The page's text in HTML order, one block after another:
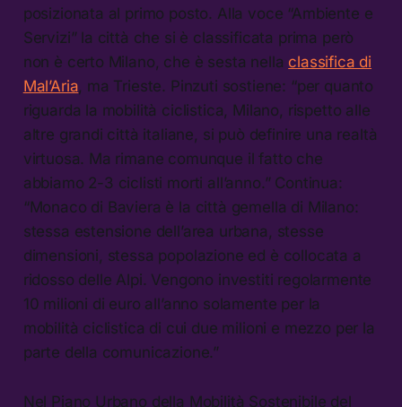
posizionata al primo posto. Alla voce “Ambiente e
Servizi” la città che si è classificata prima però
non è certo Milano, che è sesta nella classifica di
Mal’Aria, ma Trieste. Pinzuti sostiene: “per quanto
riguarda la mobilità ciclistica, Milano, rispetto alle
altre grandi città italiane, si può definire una realtà
virtuosa. Ma rimane comunque il fatto che
abbiamo 2-3 ciclisti morti all’anno.” Continua:
“Monaco di Baviera è la città gemella di Milano:
stessa estensione dell’area urbana, stesse
dimensioni, stessa popolazione ed è collocata a
ridosso delle Alpi. Vengono investiti regolarmente
10 milioni di euro all’anno solamente per la
mobilità ciclistica di cui due milioni e mezzo per la
parte della comunicazione.”
Nel Piano Urbano della Mobilità Sostenibile del